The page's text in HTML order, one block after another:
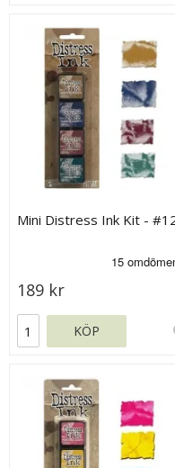
Mini Distress Ink Kit -
189 kr
KÖP